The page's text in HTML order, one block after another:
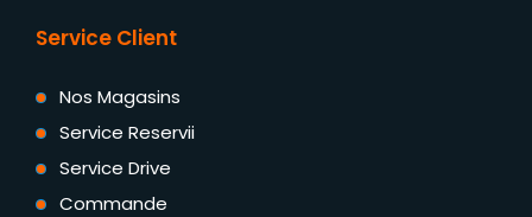
Service Client
Nos Magasins
Service Reservii
Service Drive
Commande